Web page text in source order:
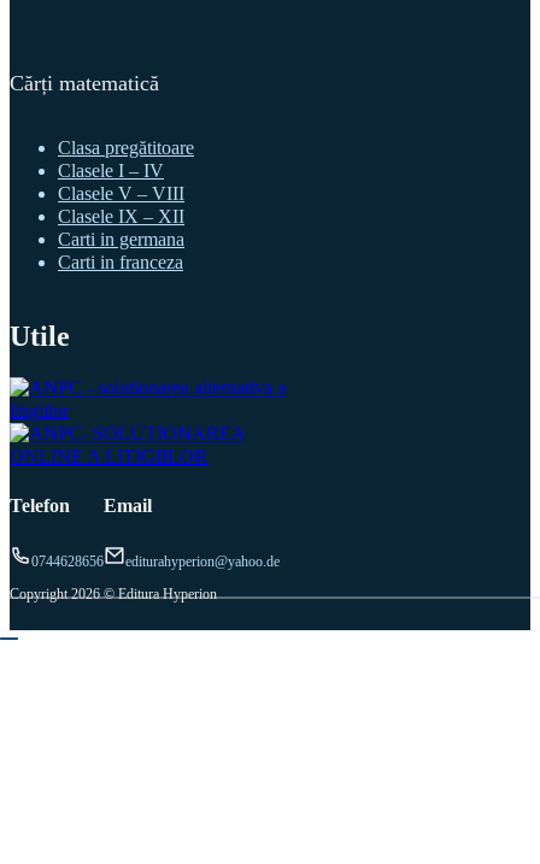
Cărți matematică
Clasa pregătitoare
Clasele I – IV
Clasele V – VIII
Clasele IX – XII
Carti in germana
Carti in franceza
Utile
Telefon
0744628656
Email
editurahyperion@yahoo.de
Copyright 2026 © Editura Hyperion